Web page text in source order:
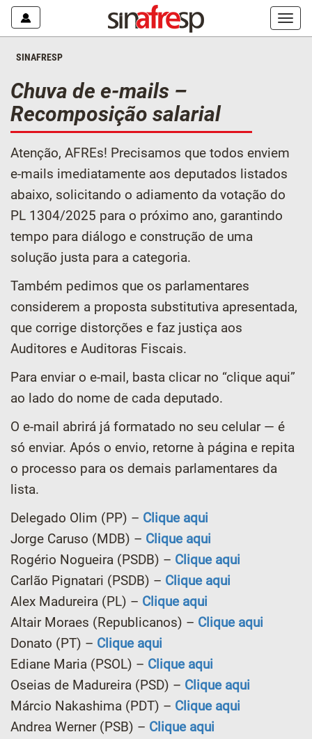
ou
SINAFRESP
Chuva de e-mails –
Recomposição salarial
Atenção, AFREs! Precisamos que todos enviem
e-mails imediatamente aos deputados listados
abaixo, solicitando o adiamento da votação do
PL 1304/2025 para o próximo ano, garantindo
tempo para diálogo e construção de uma
solução justa para a categoria.
Também pedimos que os parlamentares
considerem a proposta substitutiva apresentada,
que corrige distorções e faz justiça aos
Auditores e Auditoras Fiscais.
Para enviar o e-mail, basta clicar no “clique aqui”
ao lado do nome de cada deputado.
O e-mail abrirá já formatado no seu celular — é
só enviar. Após o envio, retorne à página e repita
o processo para os demais parlamentares da
lista.
Delegado Olim (PP) – Clique aqui
Jorge Caruso (MDB) – Clique aqui
Rogério Nogueira (PSDB) – Clique aqui
Carlão Pignatari (PSDB) – Clique aqui
Alex Madureira (PL) – Clique aqui
Altair Moraes (Republicanos) – Clique aqui
Donato (PT) – Clique aqui
Ediane Maria (PSOL) – Clique aqui
Oseias de Madureira (PSD) – Clique aqui
Márcio Nakashima (PDT) – Clique aqui
Andrea Werner (PSB) – Clique aqui